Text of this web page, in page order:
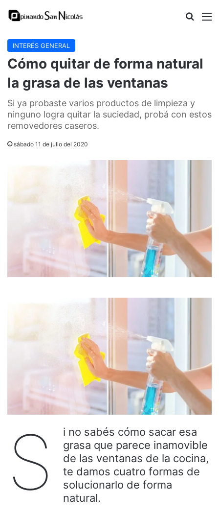
Buscar
INTERÉS GENERAL
Cómo quitar de forma natural
la grasa de las ventanas
Si ya probaste varios productos de limpieza y
ninguno logra quitar la suciedad, probá con estos
removedores caseros.
sábado 11 de julio del 2020
S
i no sabés cómo sacar esa
grasa que parece inamovible
de las ventanas de la cocina,
te damos cuatro formas de
solucionarlo de forma
natural.